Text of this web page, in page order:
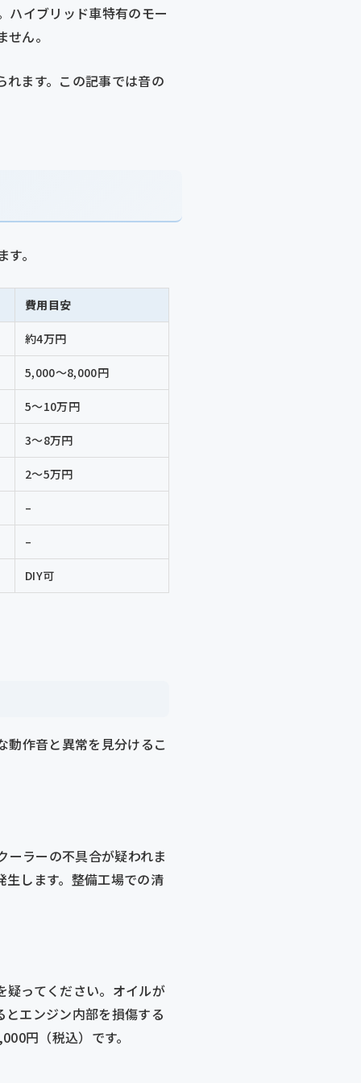
ハイブリッド車特有のモー
ん。
ます。この記事では音の
。
費用目安
約4万円
5,000〜8,000円
5〜10万円
3〜8万円
2〜5万円
–
–
DIY可
動作音と異常を見分けるこ
ーラーの不具合が疑われま
します。整備工場での清
疑ってください。オイルが
エンジン内部を損傷する
円（税込）です。